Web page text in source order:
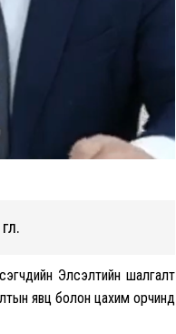
Элсэлтийн шалгалт
явц болон цахим орчинд